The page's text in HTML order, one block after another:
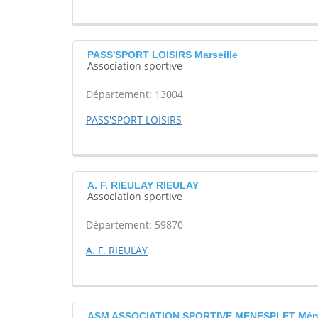
PASS'SPORT LOISIRS Marseille
Association sportive
Département: 13004
PASS'SPORT LOISIRS
A. F. RIEULAY RIEULAY
Association sportive
Département: 59870
A. F. RIEULAY